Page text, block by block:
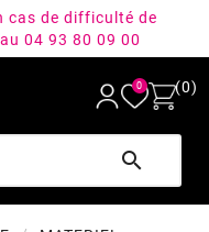
cas de difficulté de
04 93 80 09 00
0 (0)
